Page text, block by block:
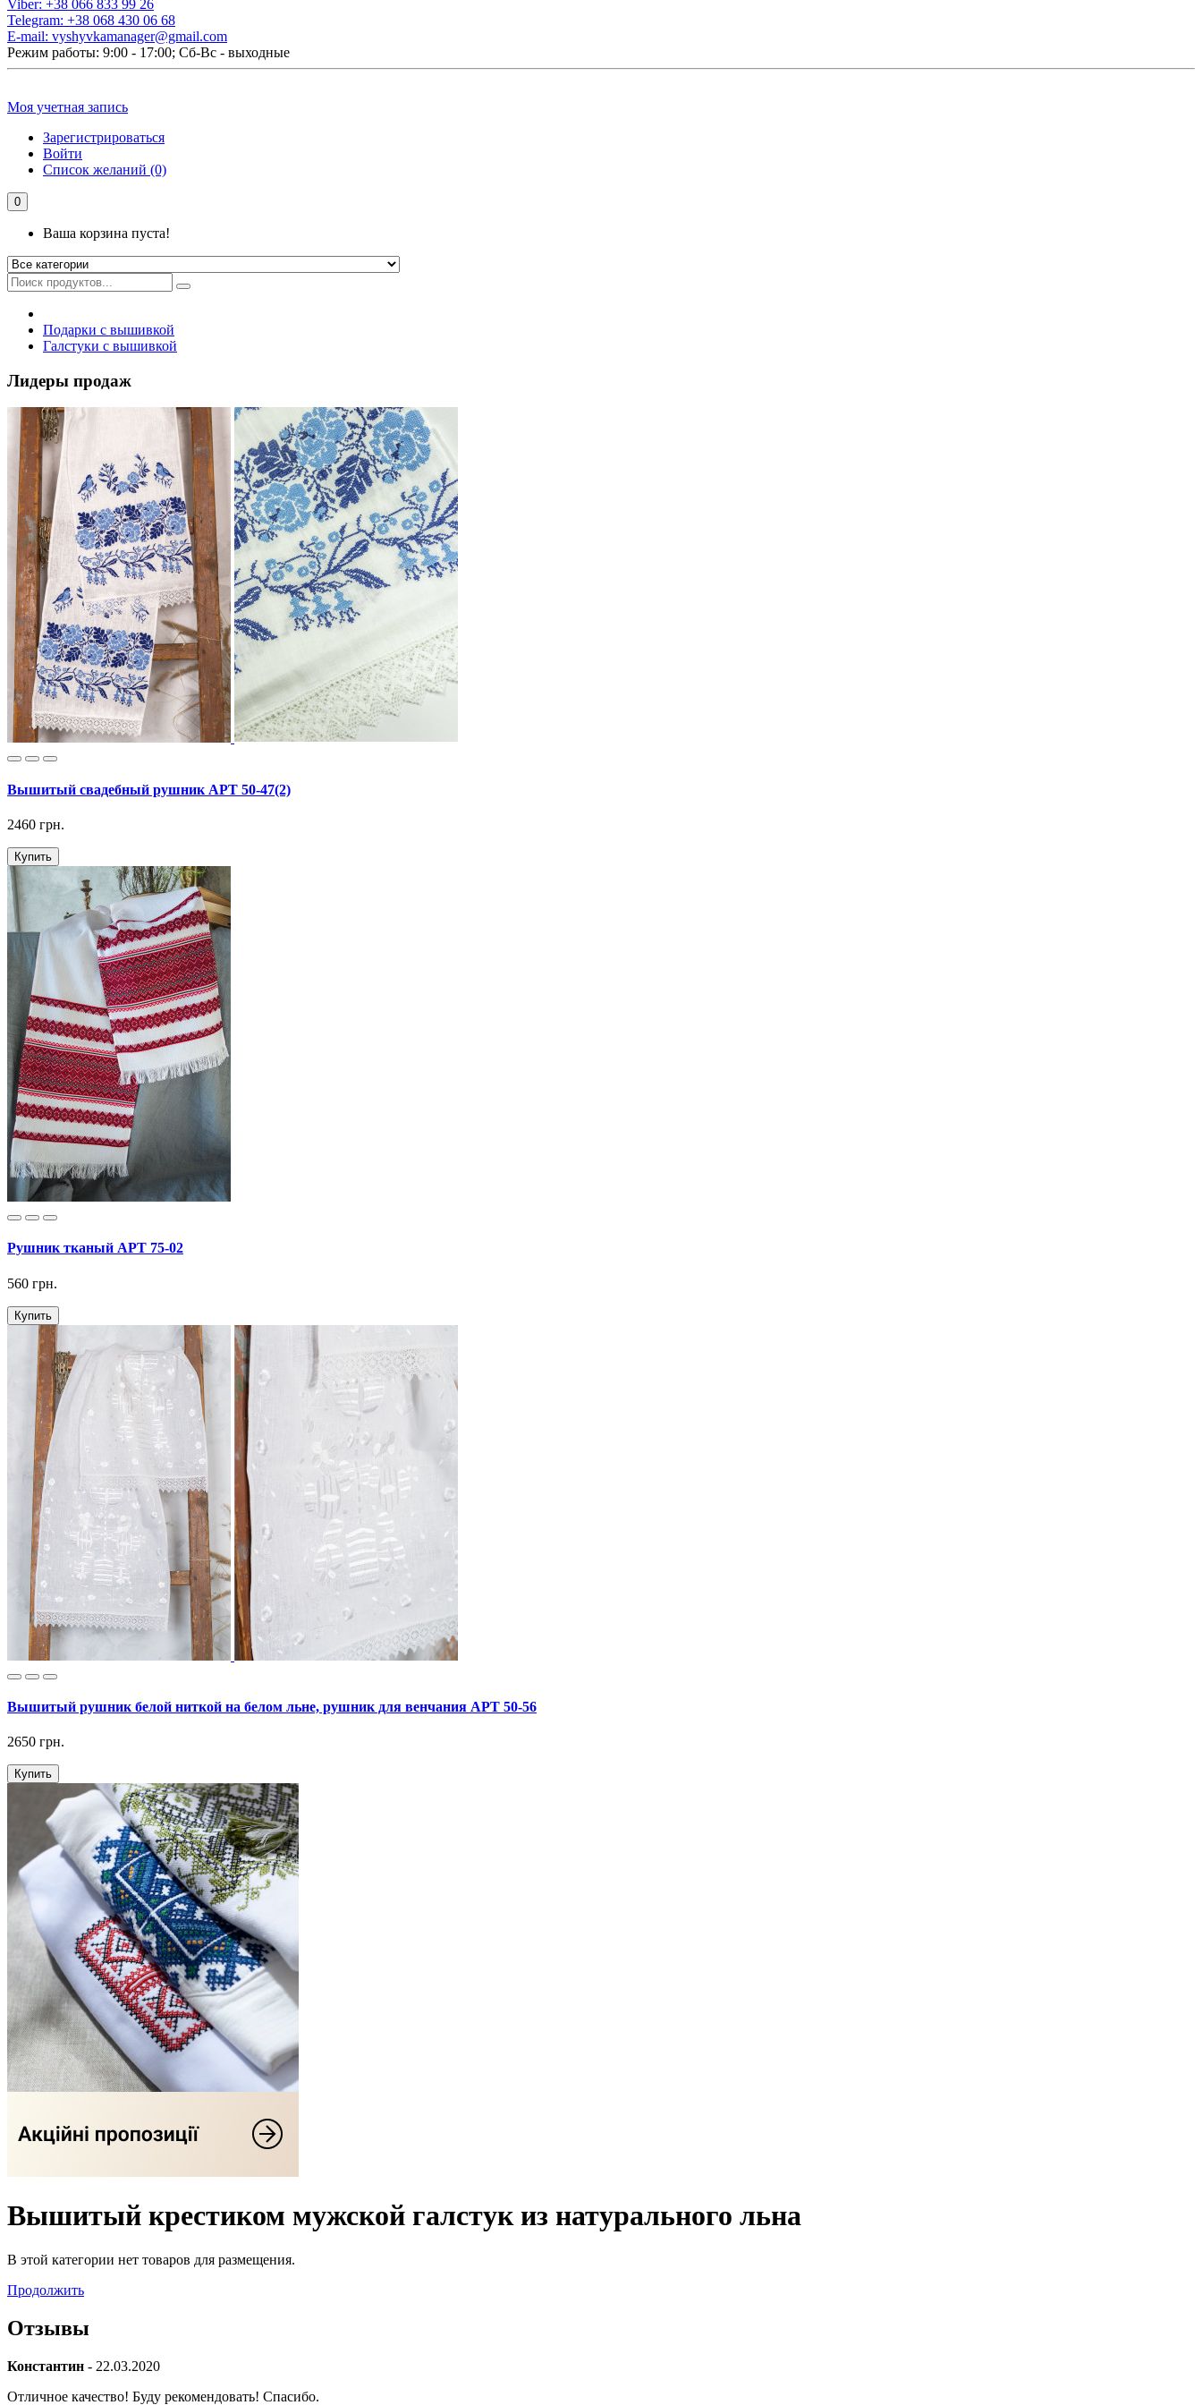
Viber: +38 066 833 99 26
Telegram: +38 068 430 06 68
E-mail: vyshyvkamanager@gmail.com
Режим работы: 9:00 - 17:00; Сб-Вс - выходные
Моя учетная запись
Зарегистрироваться
Войти
Список желаний (0)
0
Ваша корзина пуста!
Подарки с вышивкой
Галстуки с вышивкой
Лидеры продаж
Вышитый свадебный рушник АРТ 50-47(2)
2460 грн.
Купить
Рушник тканый АРТ 75-02
560 грн.
Купить
Вышитый рушник белой ниткой на белом льне, рушник для венчания АРТ 50-56
2650 грн.
Купить
Вышитый крестиком мужской галстук из натурального льна
В этой категории нет товаров для размещения.
Продолжить
Отзывы
Константин - 22.03.2020
Отличное качество! Буду рекомендовать! Спасибо.